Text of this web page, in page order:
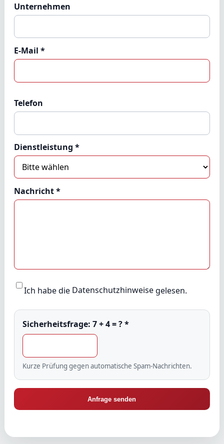
Unternehmen
E-Mail *
Telefon
Dienstleistung *
Nachricht *
Ich habe die Datenschutzhinweisegelesen.
Sicherheitsfrage: 7 + 4 = ?*
Kurze Prüfung gegen automatische Spam-Nachrichten.
Anfrage senden